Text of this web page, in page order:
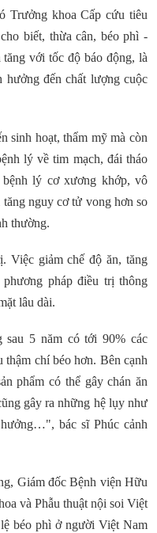
Trưởng khoa Cấp cứu tiêu
biết, thừa cân, béo phì -
với tốc độ báo động, là
hưởng đến chất lượng cuộc
sinh hoạt, thẩm mỹ mà còn
lý về tim mạch, đái tháo
lý cơ xương khớp, vô
nguy cơ tử vong hơn so
thường.
Việc giảm chế độ ăn, tăng
pháp điều trị thông
lâu dài.
sau 5 năm có tới 90% các
thậm chí béo hơn. Bên cạnh
phẩm có thể gây chán ăn
gây ra những hệ lụy như
bác sĩ Phúc cảnh
Giám đốc Bệnh viện Hữu
và Phẫu thuật nội soi Việt
béo phì ở người Việt Nam